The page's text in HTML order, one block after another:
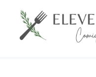
Saltar
contenido